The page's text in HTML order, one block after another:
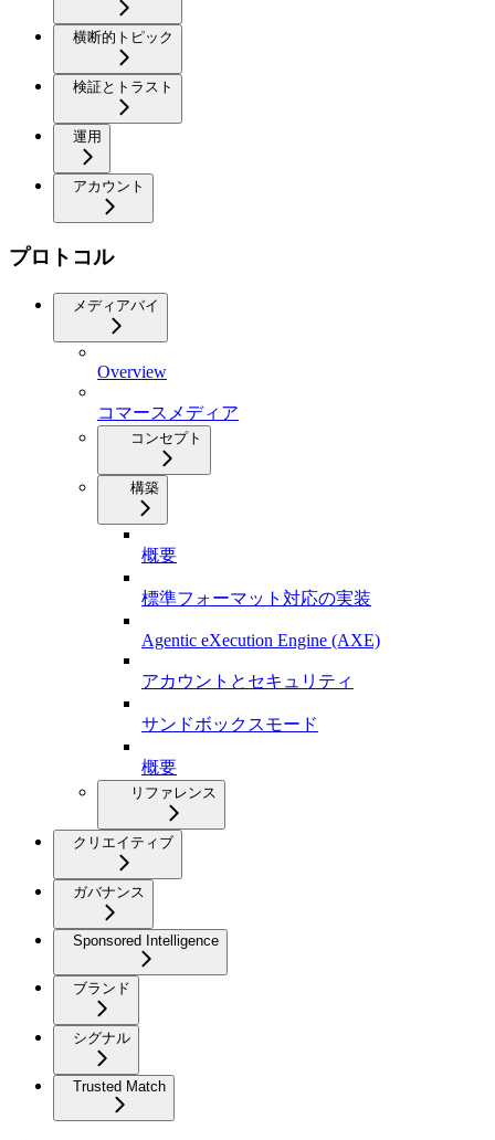
横断的トピック
検証とトラスト
運用
アカウント
プロトコル
メディアバイ
Overview
コマースメディア
コンセプト
構築
概要
標準フォーマット対応の実装
Agentic eXecution Engine (AXE)
アカウントとセキュリティ
サンドボックスモード
概要
リファレンス
クリエイティブ
ガバナンス
Sponsored Intelligence
ブランド
シグナル
Trusted Match